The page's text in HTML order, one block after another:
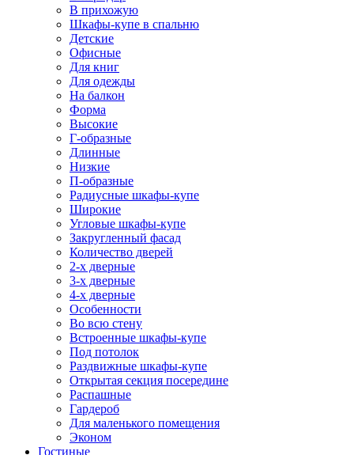
В прихожую
Шкафы-купе в спальню
Детские
Офисные
Для книг
Для одежды
На балкон
Форма
Высокие
Г-образные
Длинные
Низкие
П-образные
Радиусные шкафы-купе
Широкие
Угловые шкафы-купе
Закругленный фасад
Количество дверей
2-х дверные
3-х дверные
4-х дверные
Особенности
Во всю стену
Встроенные шкафы-купе
Под потолок
Раздвижные шкафы-купе
Открытая секция посередине
Распашные
Гардероб
Для маленького помещения
Эконом
Гостиные